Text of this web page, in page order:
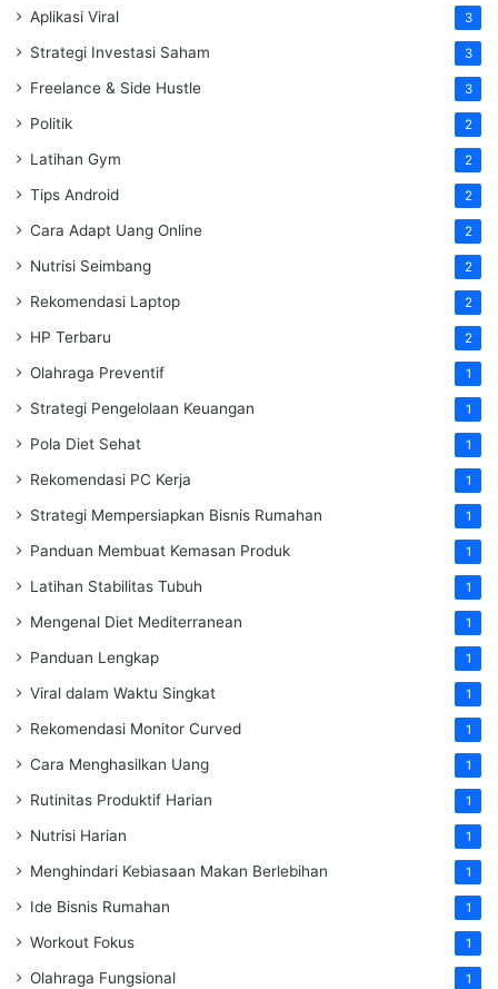
Aplikasi Viral 3
Strategi Investasi Saham 3
Freelance & Side Hustle 3
Politik 2
Latihan Gym 2
Tips Android 2
Cara Adapt Uang Online 2
Nutrisi Seimbang 2
Rekomendasi Laptop 2
HP Terbaru 2
Olahraga Preventif 1
Strategi Pengelolaan Keuangan 1
Pola Diet Sehat 1
Rekomendasi PC Kerja 1
Strategi Mempersiapkan Bisnis Rumahan 1
Panduan Membuat Kemasan Produk 1
Latihan Stabilitas Tubuh 1
Mengenal Diet Mediterranean 1
Panduan Lengkap 1
Viral dalam Waktu Singkat 1
Rekomendasi Monitor Curved 1
Cara Menghasilkan Uang 1
Rutinitas Produktif Harian 1
Nutrisi Harian 1
Menghindari Kebiasaan Makan Berlebihan 1
Ide Bisnis Rumahan 1
Workout Fokus 1
Olahraga Fungsional 1